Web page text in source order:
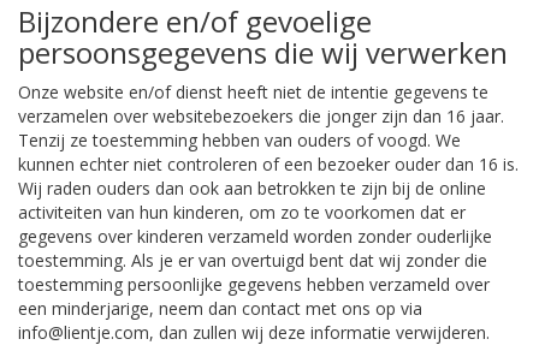
Bijzondere en/of gevoelige
persoonsgegevens die wij verwerken
Onze website en/of dienst heeft niet de intentie gegevens te
verzamelen over websitebezoekers die jonger zijn dan 16 jaar.
Tenzij ze toestemming hebben van ouders of voogd. We
kunnen echter niet controleren of een bezoeker ouder dan 16 is.
Wij raden ouders dan ook aan betrokken te zijn bij de online
activiteiten van hun kinderen, om zo te voorkomen dat er
gegevens over kinderen verzameld worden zonder ouderlijke
toestemming. Als je er van overtuigd bent dat wij zonder die
toestemming persoonlijke gegevens hebben verzameld over
een minderjarige, neem dan contact met ons op via
info@lientje.com, dan zullen wij deze informatie verwijderen.